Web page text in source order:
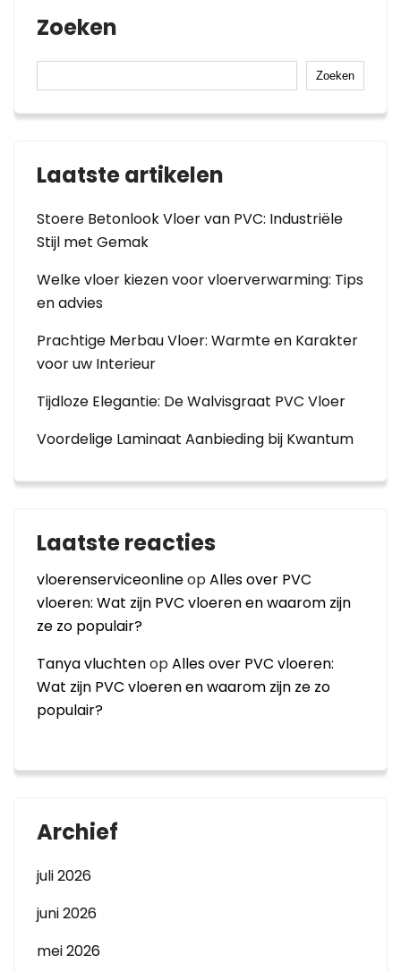
Zoeken
Zoeken
Laatste artikelen
Stoere Betonlook Vloer van PVC: Industriële
Stijl met Gemak
Welke vloer kiezen voor vloerverwarming: Tips
en advies
Prachtige Merbau Vloer: Warmte en Karakter
voor uw Interieur
Tijdloze Elegantie: De Walvisgraat PVC Vloer
Voordelige Laminaat Aanbieding bij Kwantum
Laatste reacties
vloerenserviceonlineopAlles over PVC
vloeren: Wat zijn PVC vloeren en waarom zijn
ze zo populair?
Tanya vluchtenopAlles over PVC vloeren:
Wat zijn PVC vloeren en waarom zijn ze zo
populair?
Archief
juli 2026
juni 2026
mei 2026